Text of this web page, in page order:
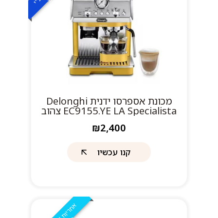
מכונת אספרסו ידנית Delonghi
EC9155.YE LA Specialista צהוב
₪2,400
קנו עכשיו
א